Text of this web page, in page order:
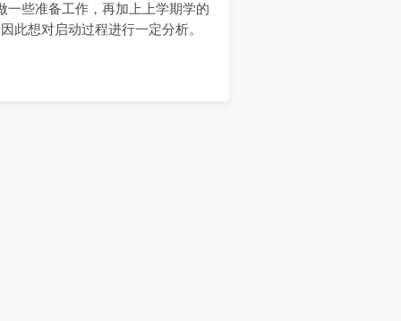
些准备工作，再加上上学期学的
此想对启动过程进行一定分析。